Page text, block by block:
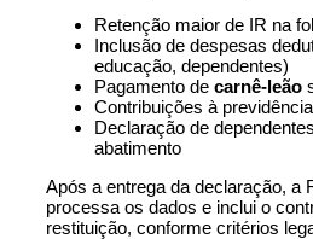
Retenção maior de IR na
Inclusão de despesas
educação, dependentes)
Pagamento de carnê-leão
Contribuições à
Declaração de
abatimento
Após a entrega da declaração, a
processa os dados e inclui o
restituição, conforme critérios